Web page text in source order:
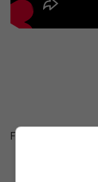
Fonte: